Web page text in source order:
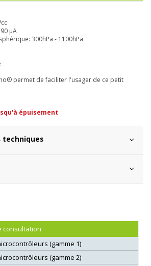
µA
300hPa - 1100hPa
permet de faciliter l'usager de ce petit
épuisement
techniques
consultation
(gamme 1)
(gamme 2)